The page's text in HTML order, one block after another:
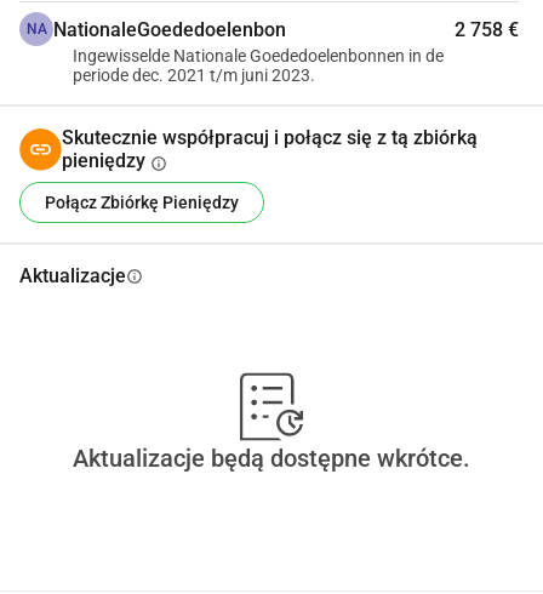
NA NationaleGoededoelenbon 2 758 €
Ingewisselde Nationale Goededoelenbonnen in de
periode dec. 2021 t/m juni 2023.
Skutecznie współpracuj i połącz się z tą zbiórką
pieniędzy info
Połącz Zbiórkę Pieniędzy
Aktualizacjeinfo
Aktualizacje będą dostępne wkrótce.